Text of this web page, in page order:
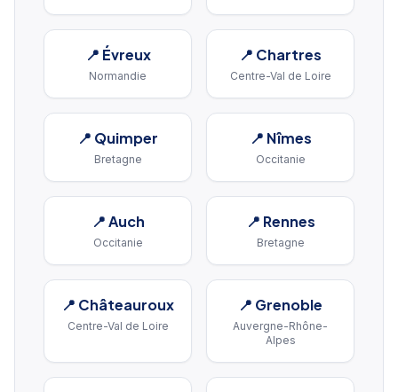
📍 Évreux
Normandie
📍 Chartres
Centre-Val de Loire
📍 Quimper
Bretagne
📍 Nîmes
Occitanie
📍Auch
Occitanie
📍 Rennes
Bretagne
📍 Châteauroux
Centre-Val de Loire
📍 Grenoble
Auvergne-Rhône-
Alpes